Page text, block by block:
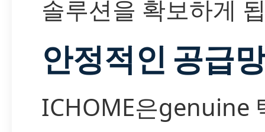
솔루션을 확보하게
안정적인 공급
ICHOME은genuine